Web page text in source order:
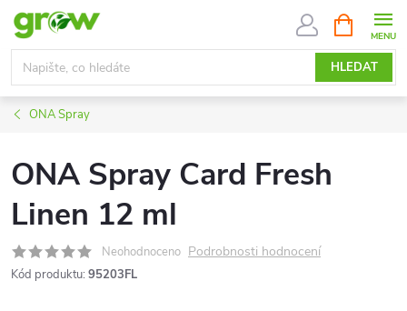
Přejít
obsah
HLEDAT
NÁKUPNÍ
KOŠÍK
ONA Spray
ONA Spray Card Fresh
Linen 12 ml
Neohodnoceno Podrobnosti hodnocení
Kód produktu: 95203FL